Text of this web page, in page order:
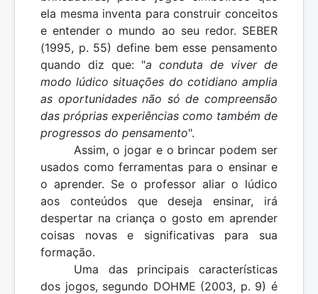
ela mesma inventa para construir conceitos
e entender o mundo ao seu redor. SEBER
(1995, p. 55) define bem esse pensamento
quando diz que: "a conduta de viver de
modo lúdico situações do cotidiano amplia
as oportunidades não só de compreensão
das próprias experiências como também de
progressos do pensamento".
Assim, o jogar e o brincar podem ser
usados como ferramentas para o ensinar e
o aprender. Se o professor aliar o lúdico
aos conteúdos que deseja ensinar, irá
despertar na criança o gosto em aprender
coisas novas e significativas para sua
formação.
Uma das principais características
dos jogos, segundo DOHME (2003, p. 9) é